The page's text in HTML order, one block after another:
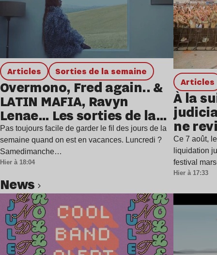
Articles Sorties de la semaine
Overmono, Fred again.. &
LATIN MAFIA, Ravyn
Lenae… Les sorties de la
semaine
Pas toujours facile de garder le fil des jours de la
semaine quand on est en vacances. Luncredi ?
Samedimanche…
Hier à 18:04
Articles
À la
ne
Ce 7 août,
liquidation
festival
Hier à 17:33
news
Lire l’article